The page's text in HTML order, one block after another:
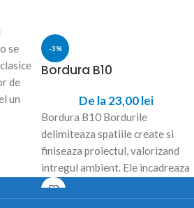
se
de
un
-3%
Bordura B10
De la 23,00lei
Bordura B10 Bordurile
delimiteaza spatiile create si
finiseaza proiectul, valorizand
intregul ambient. Ele incadreaza
si dau forma concreta aleilor,
strazilor,